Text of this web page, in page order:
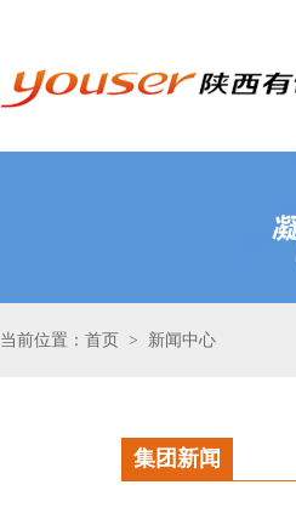
当前位置：首页 > 新闻中心
集团新闻